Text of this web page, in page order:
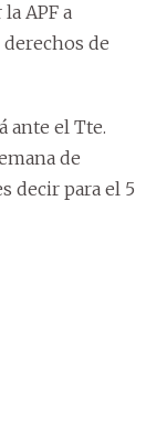
APF a
de
ante el Tte.
de
decir para el 5